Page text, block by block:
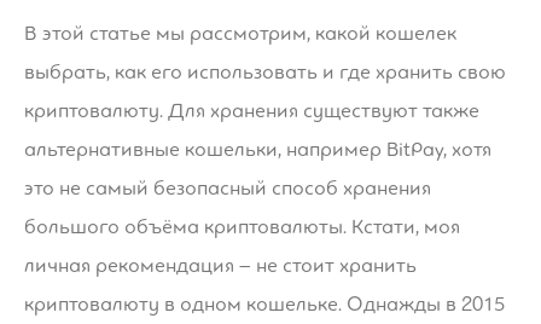
В этой статье мы рассмотрим, какой кошелек
выбрать, как его использовать и где хранить свою
криптовалюту. Для хранения существуют также
альтернативные кошельки, например BitPay, хотя
это не самый безопасный способ хранения
большого объёма криптовалюты. Кстати, моя
личная рекомендация – не стоит хранить
криптовалюту в одном кошельке. Однажды в 2015